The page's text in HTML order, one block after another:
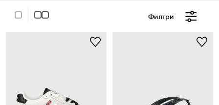
Филтри